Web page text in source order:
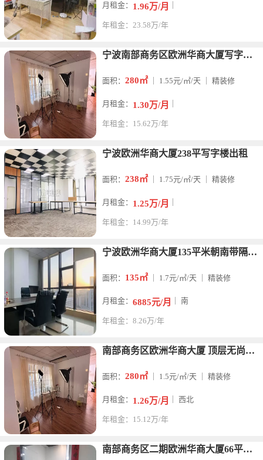
月租金： 1.96万/月
年租金：23.58万/年
宁波南部商务区欧洲华商大厦写字楼2个隔间280 平方办公室出
面积： 280㎡｜ 1.55元/㎡/天 ｜ 精装修
月租金： 1.30万/月
年租金：15.62万/年
宁波欧洲华商大厦238平写字楼出租
面积： 238㎡｜ 1.75元/㎡/天 ｜ 精装修
月租金： 1.25万/月
年租金：14.99万/年
宁波欧洲华商大厦135平米朝南带隔间办公室出租
面积： 135㎡｜ 1.7元/㎡/天 ｜ 精装修
月租金： 6885元/月 ｜ 南
年租金：8.26万/年
南部商务区欧洲华商大厦 ​顶层无尚办公区 ​280 平方。适
面积： 280㎡｜ 1.5元/㎡/天 ｜ 精装修
月租金： 1.26万/月 ｜ 西北
年租金：15.12万/年
​南部商务区二期欧洲华商大厦66平方，1个隔断，3600一个